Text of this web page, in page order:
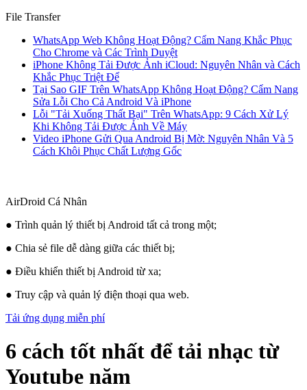
File Transfer
WhatsApp Web Không Hoạt Động? Cẩm Nang Khắc Phục
Cho Chrome và Các Trình Duyệt
iPhone Không Tải Được Ảnh iCloud: Nguyên Nhân và Cách
Khắc Phục Triệt Để
Tại Sao GIF Trên WhatsApp Không Hoạt Động? Cẩm Nang
Sửa Lỗi Cho Cả Android Và iPhone
Lỗi "Tải Xuống Thất Bại" Trên WhatsApp: 9 Cách Xử Lý
Khi Không Tải Được Ảnh Về Máy
Video iPhone Gửi Qua Android Bị Mờ: Nguyên Nhân Và 5
Cách Khôi Phục Chất Lượng Gốc
AirDroid Cá Nhân
● Trình quản lý thiết bị Android tất cả trong một;
● Chia sẻ file dễ dàng giữa các thiết bị;
● Điều khiển thiết bị Android từ xa;
● Truy cập và quản lý điện thoại qua web.
Tải ứng dụng miễn phí
6 cách tốt nhất để tải nhạc từ
Youtube năm